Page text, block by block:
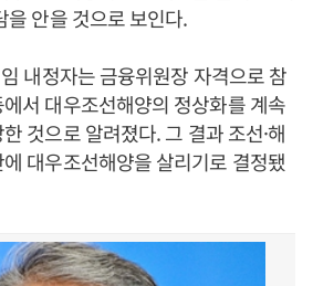
을 안을 것으로 보인다.
내정자는 금융위원장 자격으로 참
서 대우조선해양의 정상화를 계속
것으로 알려졌다. 그 결과 조선·해
대우조선해양을 살리기로 결정됐